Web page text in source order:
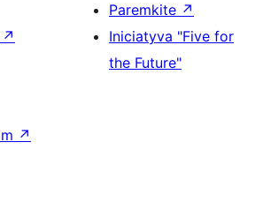
↗
Paremkite ↗
Iniciatyva "Five for
the Future"
↗